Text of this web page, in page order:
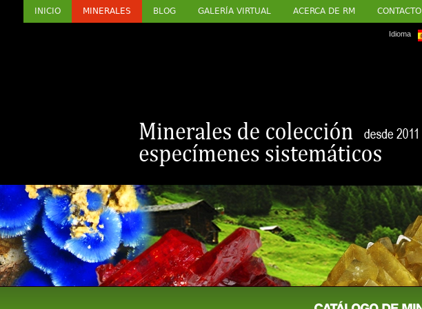
INICIO MINERALES BLOG GALERÍA VIRTUAL ACERCA DE RM CONTACTO
Idioma